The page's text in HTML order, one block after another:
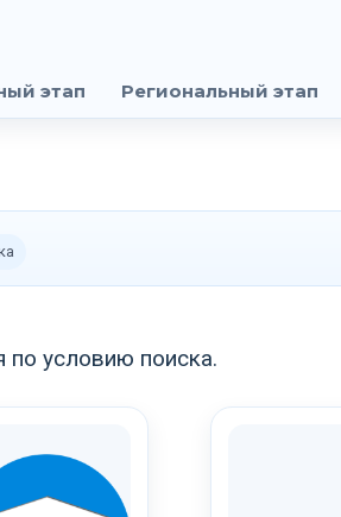
этап Региональный этап
по условию поиска.